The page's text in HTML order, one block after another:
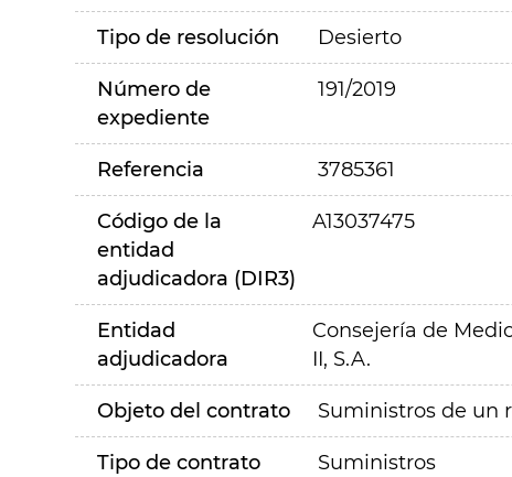
Tipo de resolución Desierto
Número de
expediente
191/2019
Referencia 3785361
Código de la
entidad
adjudicadora (DIR3)
A13037475
Entidad
adjudicadora
Consejería de
II, S.A.
Objeto del contrato Suministros de un
Tipo de contrato Suministros